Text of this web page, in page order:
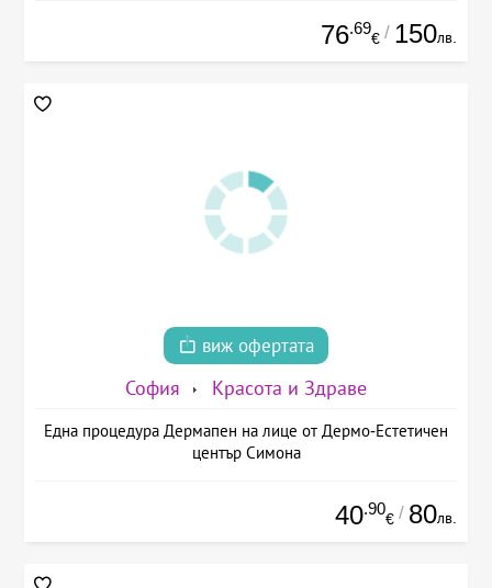
76.69
€ / 150лв.
виж офертата
София Красота и Здраве
Една процедура Дермапен на лице от Дермо-Естетичен
център Симона
40.90
€ / 80лв.